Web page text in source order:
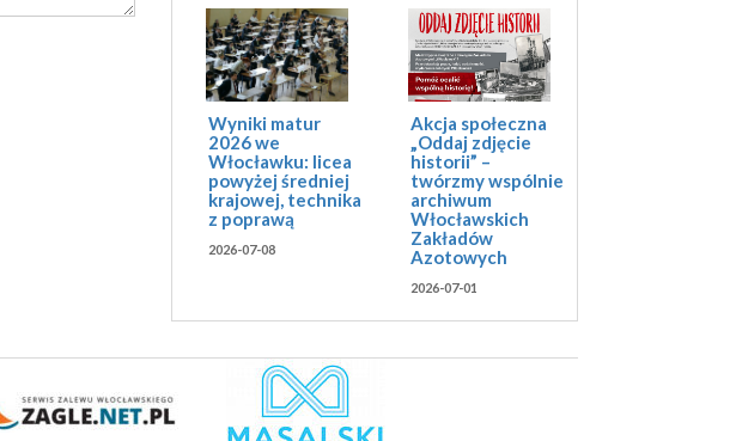
Wyniki matur
2026 we
Włocławku: licea
powyżej średniej
krajowej, technika
z poprawą
2026-07-08
Akcja społeczna
„Oddaj zdjęcie
historii” –
twórzmy wspólnie
archiwum
Włocławskich
Zakładów
Azotowych
2026-07-01